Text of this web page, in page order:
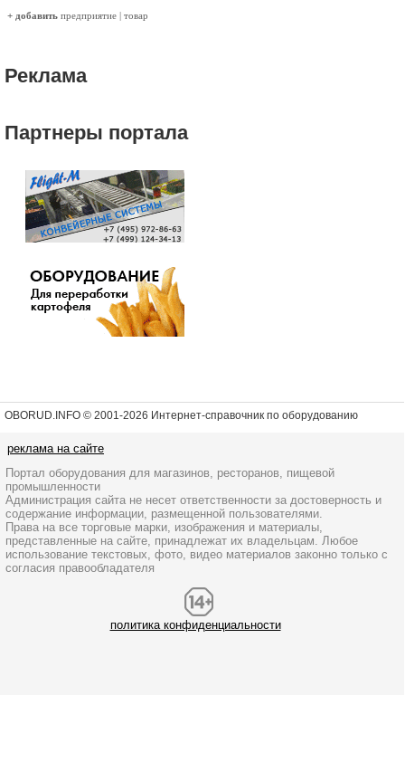
+ добавить предприятие | товар
Реклама
Партнеры портала
OBORUD.INFO © 2001-2026 Интернет-справочник по оборудованию
реклама на сайте
Портал оборудования для магазинов, ресторанов, пищевой
промышленности
Администрация сайта не несет ответственности за достоверность и
содержание информации, размещенной пользователями.
Права на все торговые марки, изображения и материалы,
представленные на сайте, принадлежат их владельцам. Любое
использование текстовых, фото, видео материалов законно только с
согласия правообладателя
политика конфиденциальности